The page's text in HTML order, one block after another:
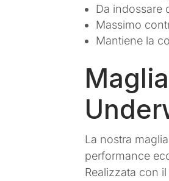
Da indossare
Massimo
Mantiene la
La nostra
performance
Realizzata con